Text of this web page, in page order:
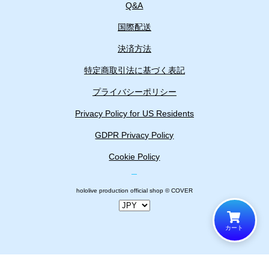
カート
Q&A
国際配送
決済方法
特定商取引法に基づく表記
hololive production official shop © COVER
プライバシーポリシー
Privacy Policy for US Residents
GDPR Privacy Policy
Cookie Policy